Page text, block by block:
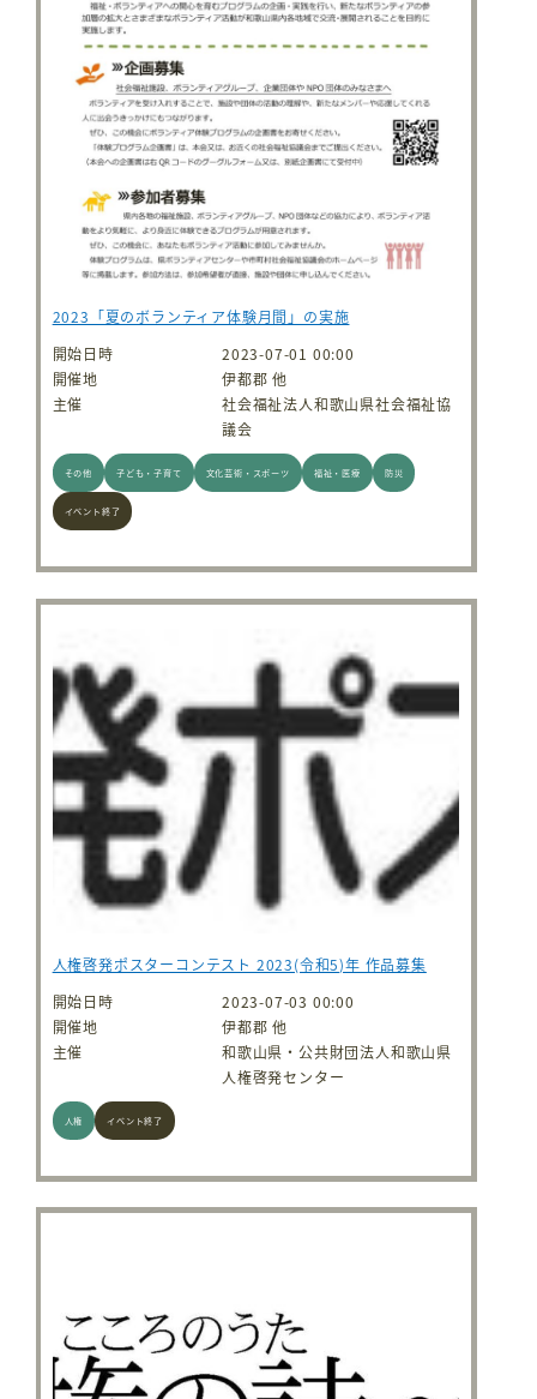
2023「夏のボランティア体験月間」の実施
開始日時
2023-07-01 00:00
開催地
伊都郡 他
主催
社会福祉法人和歌山県社会福祉協
議会
その他 子ども・子育て 文化芸術・スポーツ 福祉・医療 防災
イベント終了
人権啓発ポスターコンテスト 2023(令和5)年 作品募集
開始日時
2023-07-03 00:00
開催地
伊都郡 他
主催
和歌山県・公共財団法人和歌山県
人権啓発センター
人権 イベント終了